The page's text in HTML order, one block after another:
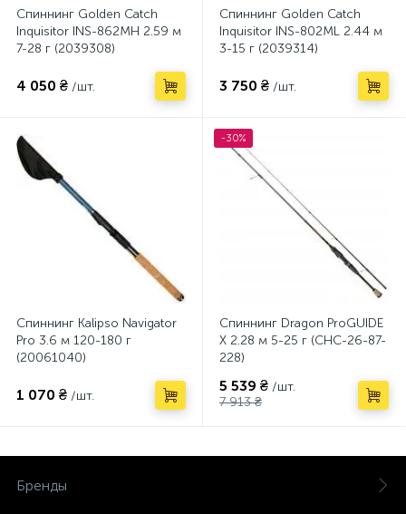
Спиннинг Golden Catch
Inquisitor INS-862MH 2.59 м
7-28 г (2039308)
4 050 ₴ /шт.
Спиннинг Golden Catch
Inquisitor INS-802ML 2.44 м
3-15 г (2039314)
3 750 ₴ /шт.
Спиннинг Kalipso Navigator
Pro 3.6 м 120-180 г
(20061040)
1 070 ₴ /шт.
-30%
Спиннинг Dragon ProGUIDE
X 2.28 м 5-25 г (CHC-26-87-
228)
5 539 ₴ /шт.
7 913 ₴
Бренды